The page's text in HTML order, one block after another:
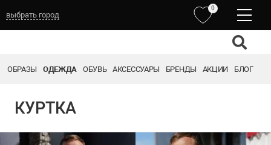
выбрать город
0
ОБРАЗЫ ОДЕЖДА ОБУВЬ АКСЕССУАРЫ БРЕНДЫ АКЦИИ БЛОГ
КУРТКА